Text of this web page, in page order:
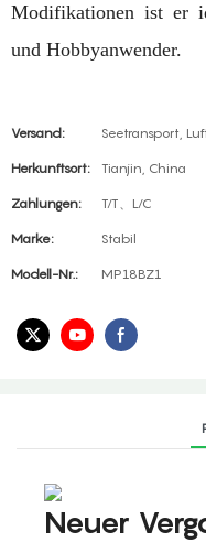
Modifikationen ist er
und Hobbyanwender.
Versand: Seetransport,
Herkunftsort: Tianjin, China
Zahlungen: T/T、L/C
Marke: Stabil
Modell-Nr.: MP18BZ1
Neuer